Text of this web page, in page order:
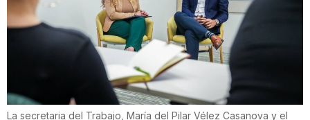
La secretaria del Trabajo, María del Pilar Vélez Casanova y el